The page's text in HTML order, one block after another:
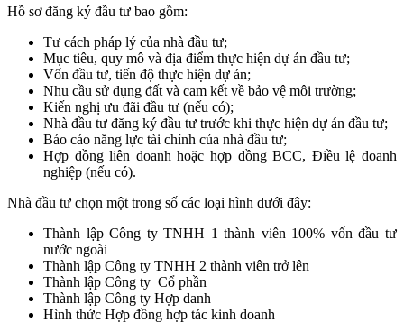
Hồ sơ đăng ký đầu tư bao gồm:
Tư cách pháp lý của nhà đầu tư;
Mục tiêu, quy mô và địa điểm thực hiện dự án đầu tư;
Vốn đầu tư, tiến độ thực hiện dự án;
Nhu cầu sử dụng đất và cam kết về bảo vệ môi trường;
Kiến nghị ưu đãi đầu tư (nếu có);
Nhà đầu tư đăng ký đầu tư trước khi thực hiện dự án đầu tư;
Báo cáo năng lực tài chính của nhà đầu tư;
Hợp đồng liên doanh hoặc hợp đồng BCC, Điều lệ doanh
nghiệp (nếu có).
Nhà đầu tư chọn một trong số các loại hình dưới đây:
Thành lập Công ty TNHH 1 thành viên 100% vốn đầu tư
nước ngoài
Thành lập Công ty TNHH 2 thành viên trở lên
Thành lập Công ty Cổ phần
Thành lập Công ty Hợp danh
Hình thức Hợp đồng hợp tác kinh doanh